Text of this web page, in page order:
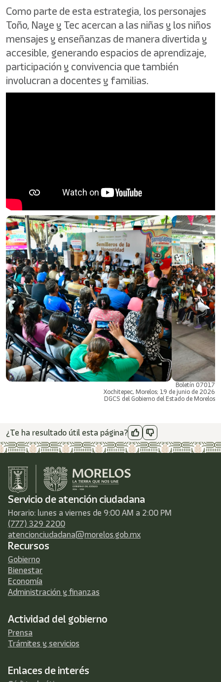
Como parte de esta estrategia, los personajes
Toño, Naye y Tec acercan a las niñas y los niños
mensajes y enseñanzas de manera divertida y
accesible, generando espacios de aprendizaje,
participación y convivencia que también
involucran a docentes y familias.
Boletín 07017
Xochitepec, Morelos; 19 de junio de 2026
DGCS del Gobierno del Estado de Morelos
¿Te ha resultado útil esta página?
Servicio de atención ciudadana
Horario: lunes a viernes de 9:00 AM a 2:00 PM
(777) 329 2200
atencionciudadana@morelos.gob.mx
Recursos
Gobierno
Bienestar
Economía
Administración y finanzas
Actividad del gobierno
Prensa
Trámites y servicios
Enlaces de interés